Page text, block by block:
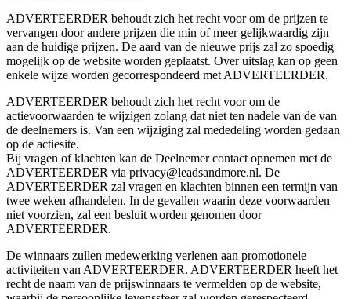
ADVERTEERDER behoudt zich het recht voor om de prijzen te
vervangen door andere prijzen die min of meer gelijkwaardig zijn
aan de huidige prijzen. De aard van de nieuwe prijs zal zo spoedig
mogelijk op de website worden geplaatst. Over uitslag kan op geen
enkele wijze worden gecorrespondeerd met ADVERTEERDER.
ADVERTEERDER behoudt zich het recht voor om de
actievoorwaarden te wijzigen zolang dat niet ten nadele van de van
de deelnemers is. Van een wijziging zal mededeling worden gedaan
op de actiesite.
Bij vragen of klachten kan de Deelnemer contact opnemen met de
ADVERTEERDER via privacy@leadsandmore.nl. De
ADVERTEERDER zal vragen en klachten binnen een termijn van
twee weken afhandelen. In de gevallen waarin deze voorwaarden
niet voorzien, zal een besluit worden genomen door
ADVERTEERDER.
De winnaars zullen medewerking verlenen aan promotionele
activiteiten van ADVERTEERDER. ADVERTEERDER heeft het
recht de naam van de prijswinnaars te vermelden op de website,